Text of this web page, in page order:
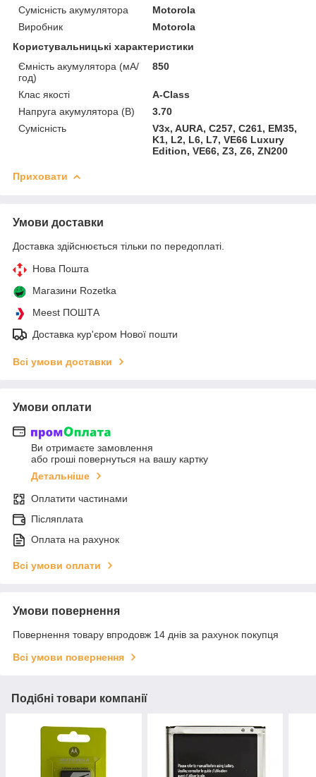
Сумісність акумулятора
Motorola
Виробник
Motorola
Користувальницькі характеристики
Ємність акумулятора (мА/
год)
850
Клас якості
A-Class
Напруга акумулятора (В)
3.70
Сумісність
V3x, AURA, C257, C261, EM35,
K1, L2, L6, L7, VE66 Luxury
Edition, VE66, Z3, Z6, ZN200
Приховати
Умови доставки
Доставка здійснюється тільки по передоплаті.
Нова Пошта
Магазини Rozetka
Meest ПОШТА
Доставка кур'єром Нової пошти
Всі умови доставки
Умови оплати
Ви отримаєте замовлення
або гроші повернуться на вашу картку
Детальніше
Оплатити частинами
Післяплата
Оплата на рахунок
Всі умови оплати
Умови повернення
Повернення товару впродовж 14 днів за рахунок покупця
Всі умови повернення
Подібні товари компанії